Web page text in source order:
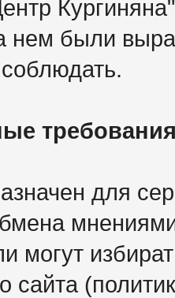
нем были
для
могут
сайта